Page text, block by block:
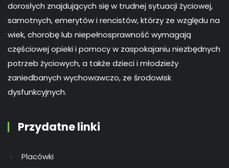
dorosłych znajdujących się w trudnej sytuacji życiowej,
samotnych, emerytów i rencistów, którzy ze względu na
wiek, chorobę lub niepełnosprawność wymagają
częściowej opieki i pomocy w zaspokajaniu niezbędnych
potrzeb życiowych, a także dzieci i młodzieży
zaniedbanych wychowawczo, ze środowisk
dysfunkcyjnych.
Przydatne linki
Placówki